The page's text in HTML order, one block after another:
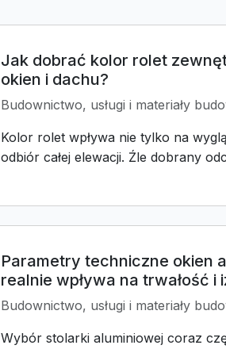
Jak dobrać kolor rolet
okien i dachu?
Budownictwo, usługi i materiały
Kolor rolet wpływa nie tylko na
odbiór całej elewacji. Źle dobrany
Parametry techniczne okien
realnie wpływa na trwałość i
Budownictwo, usługi i materiały
Wybór stolarki aluminiowej coraz